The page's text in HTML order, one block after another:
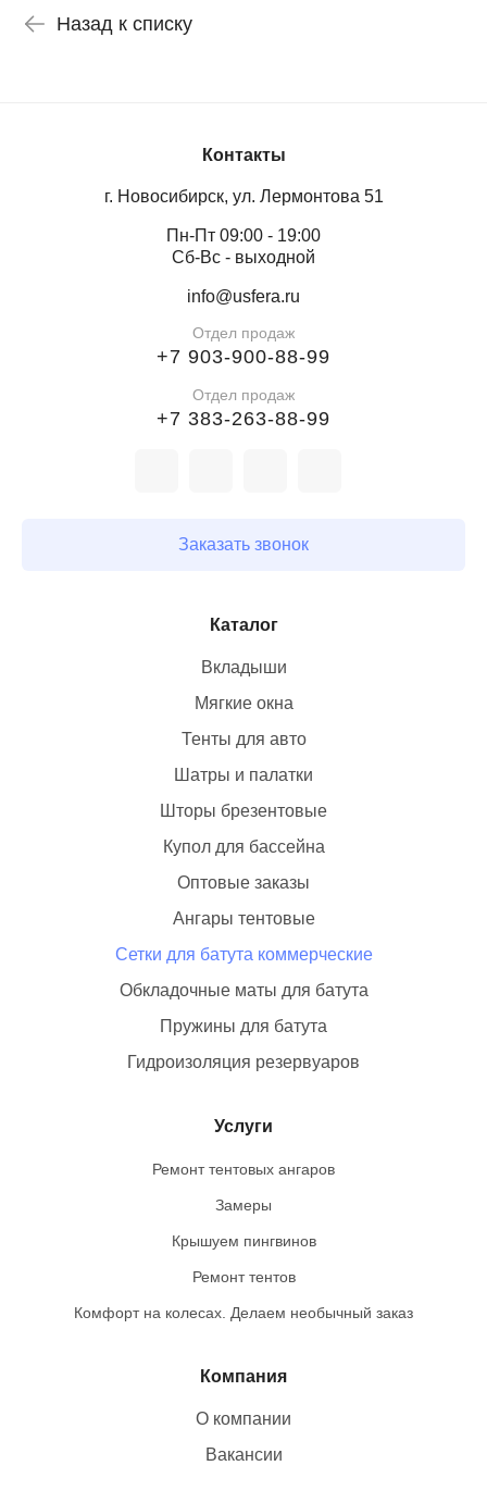
Назад к списку
Каталог
Вкладыши
Мягкие окна
Тенты для авто
Шатры и палатки
Шторы брезентовые
Купол для бассейна
Оптовые заказы
Ангары тентовые
Сетки для батута коммерческие
Обкладочные маты для батута
Пружины для батута
Гидроизоляция резервуаров
Услуги
Ремонт тентовых ангаров
Замеры
Крышуем пингвинов
Ремонт тентов
Комфорт на колесах. Делаем необычный заказ
Компания
О компании
Вакансии
Контакты
г. Новосибирск, ул. Лермонтова 51
Пн-Пт 09:00 - 19:00
Сб-Вс - выходной
info@usfera.ru
Отдел продаж
+7 903-900-88-99
Отдел продаж
+7 383-263-88-99
Заказать звонок